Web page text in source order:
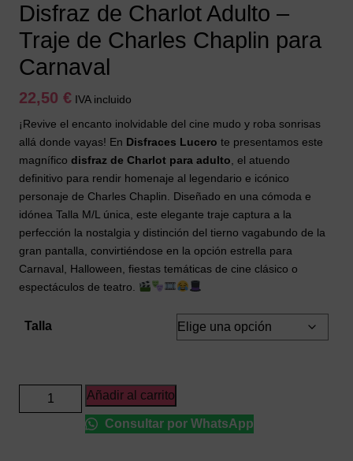
Disfraz de Charlot Adulto –
Traje de Charles Chaplin para
Carnaval
22,50 € IVA incluido
¡Revive el encanto inolvidable del cine mudo y roba sonrisas
allá donde vayas! En Disfraces Lucero te presentamos este
magnífico disfraz de Charlot para adulto , el atuendo
definitivo para rendir homenaje al legendario e icónico
personaje de Charles Chaplin. Diseñado en una cómoda e
idónea Talla M/L única, este elegante traje captura a la
perfección la nostalgia y distinción del tierno vagabundo de la
gran pantalla, convirtiéndose en la opción estrella para
Carnaval, Halloween, fiestas temáticas de cine clásico o
espectáculos de teatro.
Talla
Disfraz
de
Añadir al carrito
Consultar por WhatsApp